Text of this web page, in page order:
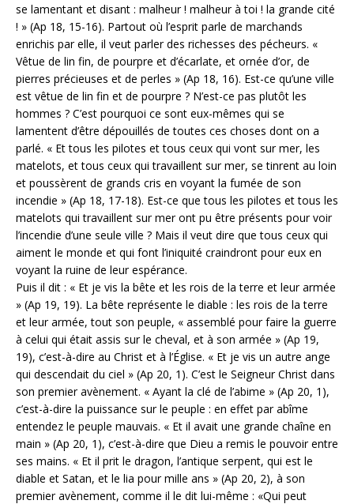
se lamentant et disant : malheur ! malheur à toi ! la grande cité
! » (Ap 18, 15-16). Partout où l’esprit parle de marchands
enrichis par elle, il veut parler des richesses des pécheurs. «
Vêtue de lin fin, de pourpre et d’écarlate, et ornée d’or, de
pierres précieuses et de perles » (Ap 18, 16). Est-ce qu’une ville
est vêtue de lin fin et de pourpre ? N’est-ce pas plutôt les
hommes ? C’est pourquoi ce sont eux-mêmes qui se
lamentent d’être dépouillés de toutes ces choses dont on a
parlé. « Et tous les pilotes et tous ceux qui vont sur mer, les
matelots, et tous ceux qui travaillent sur mer, se tinrent au loin
et poussèrent de grands cris en voyant la fumée de son
incendie » (Ap 18, 17-18). Est-ce que tous les pilotes et tous les
matelots qui travaillent sur mer ont pu être présents pour voir
l’incendie d’une seule ville ? Mais il veut dire que tous ceux qui
aiment le monde et qui font l’iniquité craindront pour eux en
voyant la ruine de leur espérance.
Puis il dit : « Et je vis la bête et les rois de la terre et leur armée
» (Ap 19, 19). La bête représente le diable : les rois de la terre
et leur armée, tout son peuple, « assemblé pour faire la guerre
à celui qui était assis sur le cheval, et à son armée » (Ap 19,
19), c’est-à-dire au Christ et à l’Église. « Et je vis un autre ange
qui descendait du ciel » (Ap 20, 1). C’est le Seigneur Christ dans
son premier avènement. « Ayant la clé de l’abime » (Ap 20, 1),
c’est-à-dire la puissance sur le peuple : en effet par abîme
entendez le peuple mauvais. « Et il avait une grande chaîne en
main » (Ap 20, 1), c’est-à-dire que Dieu a remis le pouvoir entre
ses mains. « Et il prit le dragon, l’antique serpent, qui est le
diable et Satan, et le lia pour mille ans » (Ap 20, 2), à son
premier avènement, comme il le dit lui-même : «Qui peut